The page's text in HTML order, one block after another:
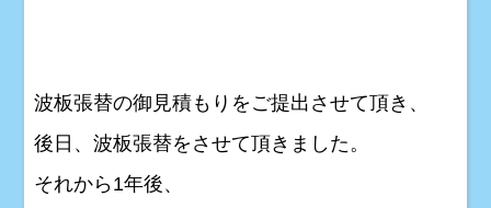
波板張替の御見積もりをご提出させて頂き、
後日、波板張替をさせて頂きました。
それから1年後、